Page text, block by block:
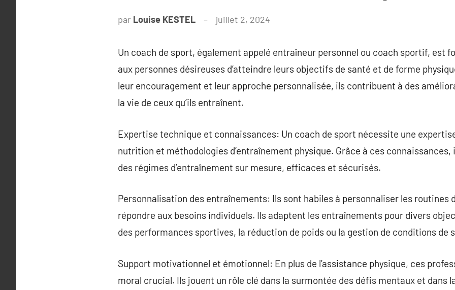
par Louise KESTEL juillet 2, 2024
Un coach de sport, également appelé entraîneur personnel ou coach sportif, est
aux personnes désireuses d’atteindre leurs objectifs de santé et de forme
leur encouragement et leur approche personnalisée, ils contribuent à des
la vie de ceux qu’ils entraînent.
Expertise technique et connaissances: Un coach de sport nécessite une
nutrition et méthodologies d’entraînement physique. Grâce à ces connaissances,
des régimes d’entraînement sur mesure, efficaces et sécurisés.
Personnalisation des entraînements: Ils sont habiles à personnaliser les routines
répondre aux besoins individuels. Ils adaptent les entraînements pour divers
des performances sportives, la réduction de poids ou la gestion de conditions de
Support motivationnel et émotionnel: En plus de l’assistance physique, ces
moral crucial. Ils jouent un rôle clé dans la surmontée des défis mentaux et dans